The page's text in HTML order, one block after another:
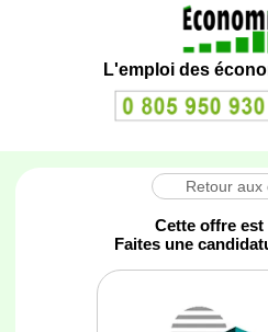
L'emploi des
Retour aux
Cette offre
Faites une